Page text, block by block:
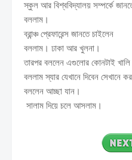
স্কুল আর বিশ্ববিদ্যালয় সম্পর্কে
বললাম।
ব্রান্ঞ্চ প্রেফারেন্স জানতে চাইলেন
বললাম। ঢাকা আর খুলনা।
তারপর বললেন এগুলোর কোনটাই
বললাম স্যার যেখানে দিবেন সেখানে
বললেন আচ্ছা যান।
সালাম দিয়ে চলে আসলাম।